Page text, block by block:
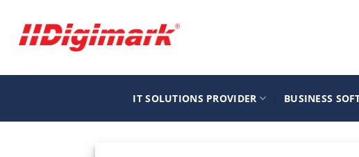
περιεχόμενο
IT SOLUTIONS PROVIDER BUSINESS